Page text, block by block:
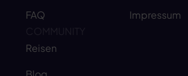
FAQ
Impressum
Reisen